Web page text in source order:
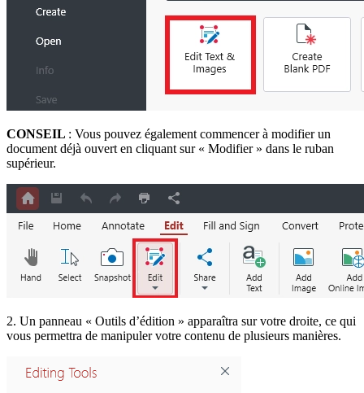
CONSEIL : Vous pouvez également commencer à modifier un
document déjà ouvert en cliquant sur « Modifier » dans le ruban
supérieur.
2. Un panneau « Outils d’édition » apparaîtra sur votre droite, ce qui
vous permettra de manipuler votre contenu de plusieurs manières.